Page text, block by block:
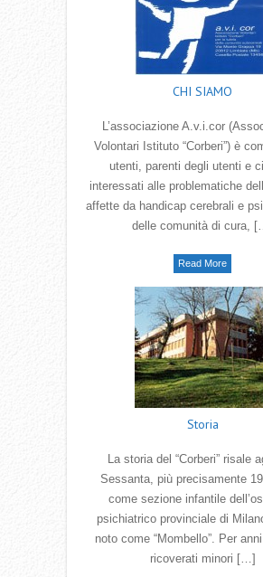
CHI SIAMO
L’associazione A.v.i.cor
Volontari Istituto “Corberi”) è
utenti, parenti degli utenti e
interessati alle problematiche
affette da handicap cerebrali e
delle comunità di cura,
Read More
Storia
La storia del “Corberi” risale
Sessanta, più precisamente
come sezione infantile
psichiatrico provinciale di
noto come “Mombello”. Per
ricoverati minori […]